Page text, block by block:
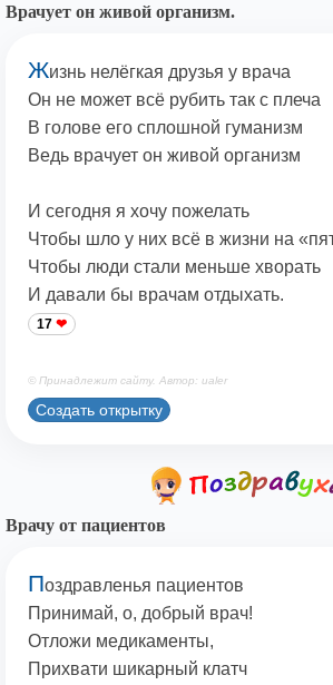
Врачует он живой организм.
Жизнь нелёгкая друзья у врача
Он не может всё рубить так с плеча
В голове его сплошной гуманизм
Ведь врачует он живой организм
И сегодня я хочу пожелать
Чтобы шло у них всё в жизни на
Чтобы люди стали меньше хворать
И давали бы врачам отдыхать.
17
© Принадлежит сайту. Автор: ualer
Создать открытку
Врачу от пациентов
Поздравленья пациентов
Принимай, о, добрый врач!
Отложи медикаменты,
Прихвати шикарный клатч